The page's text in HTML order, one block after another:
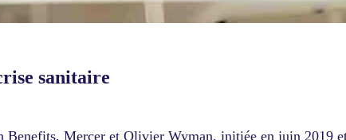
sanitaire
Benefits, Mercer et Olivier Wyman, initiée en juin 2019